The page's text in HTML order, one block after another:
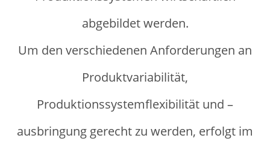
abgebildet werden.
Um den verschiedenen Anforderungen an
Produktvariabilität,
Produktionssystemflexibilität und –
ausbringung gerecht zu werden, erfolgt im